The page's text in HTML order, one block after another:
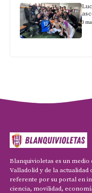
3
Blanquivioletas es un
Valladolid y de la actualidad
referente por su portal en
ciencia, movilidad,